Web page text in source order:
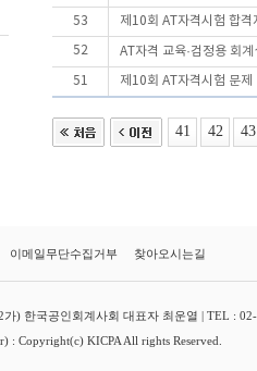
53 제10회 AT자격시험 합격
52 AT자격 교육·검정용 회
51 제10회 AT자격시험 문제
41 42 43
이메일무단수집거부 찾아오시는길
) 한국공인회계사회 대표자 최운열 | TEL :
: Copyright(c) KICPA All rights Reserved.